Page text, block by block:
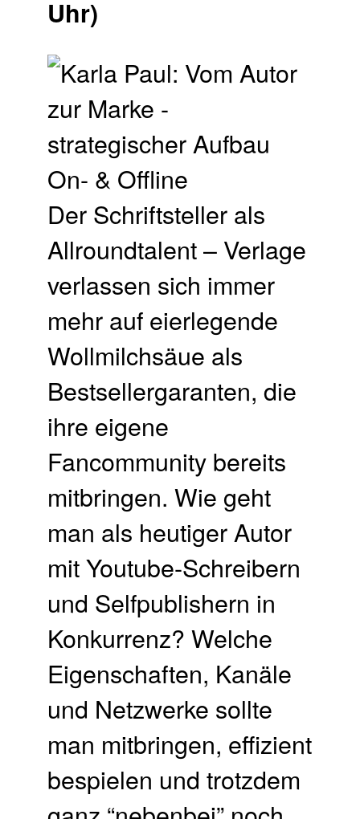
Uhr)
Der Schriftsteller als
Allroundtalent – Verlage
verlassen sich immer
mehr auf eierlegende
Wollmilchsäue als
Bestsellergaranten, die
ihre eigene
Fancommunity bereits
mitbringen. Wie geht
man als heutiger Autor
mit Youtube-Schreibern
und Selfpublishern in
Konkurrenz? Welche
Eigenschaften, Kanäle
und Netzwerke sollte
man mitbringen, effizient
bespielen und trotzdem